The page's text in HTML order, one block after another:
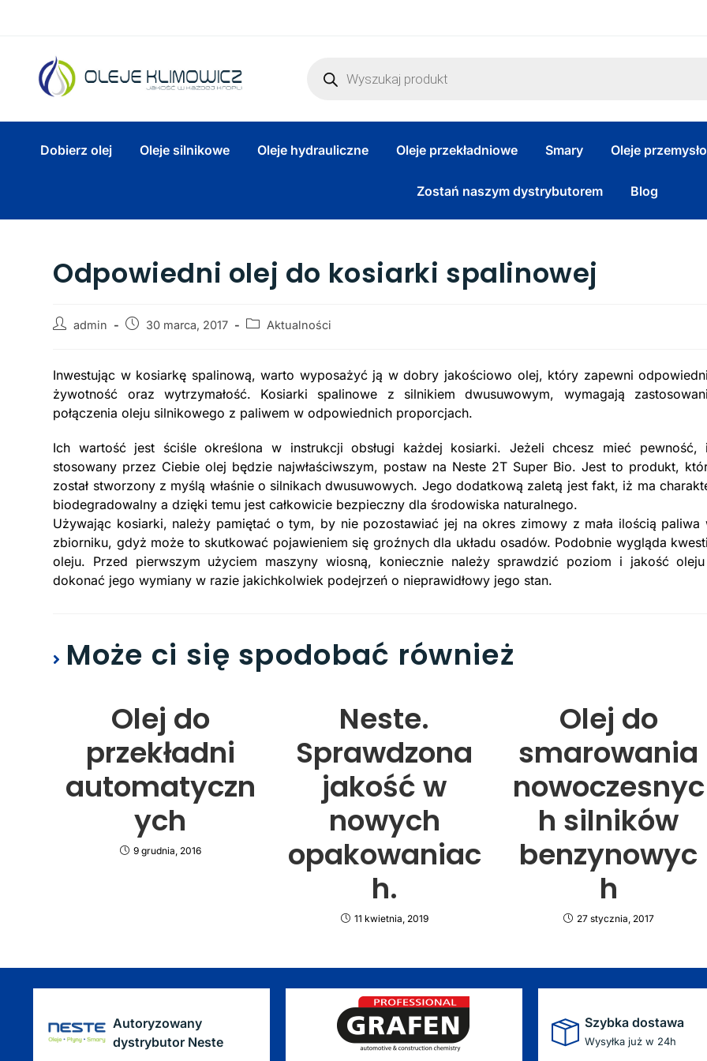
Dobierz olej Oleje silnikowe Oleje hydrauliczne Oleje przekładniowe Smary Oleje
Zostań naszym dystrybutorem Blog
Odpowiedni olej do kosiarki spalinowej
admin 30 marca, 2017 Aktualności
Inwestując w kosiarkę spalinową, warto wyposażyć ją w dobry jakościowo olej, który zapewni
żywotność oraz wytrzymałość. Kosiarki spalinowe z silnikiem dwusuwowym, wymagają
połączenia oleju silnikowego z paliwem w odpowiednich proporcjach.
Ich wartość jest ściśle określona w instrukcji obsługi każdej kosiarki. Jeżeli chcesz mieć pewność,
stosowany przez Ciebie olej będzie najwłaściwszym, postaw na Neste 2T Super Bio. Jest to produkt,
został stworzony z myślą właśnie o silnikach dwusuwowych. Jego dodatkową zaletą jest fakt, iż ma
biodegradowalny a dzięki temu jest całkowicie bezpieczny dla środowiska naturalnego.
Używając kosiarki, należy pamiętać o tym, by nie pozostawiać jej na okres zimowy z mała ilością paliwa
zbiorniku, gdyż może to skutkować pojawieniem się groźnych dla układu osadów. Podobnie wygląda
oleju. Przed pierwszym użyciem maszyny wiosną, koniecznie należy sprawdzić poziom i jakość
dokonać jego wymiany w razie jakichkolwiek podejrzeń o nieprawidłowy jego stan.
Może ci się spodobać również
Olej do
przekładni
automatyczn
ych
9 grudnia, 2016
Neste.
Sprawdzona
jakość w
nowych
opakowaniac
h.
11 kwietnia, 2019
Olej do
smarowania
nowoczesnyc
h silników
benzynowyc
h
27 stycznia, 2017
Autoryzowany
dystrybutor Neste
Szybka dostawa
Wysyłka już w 24h